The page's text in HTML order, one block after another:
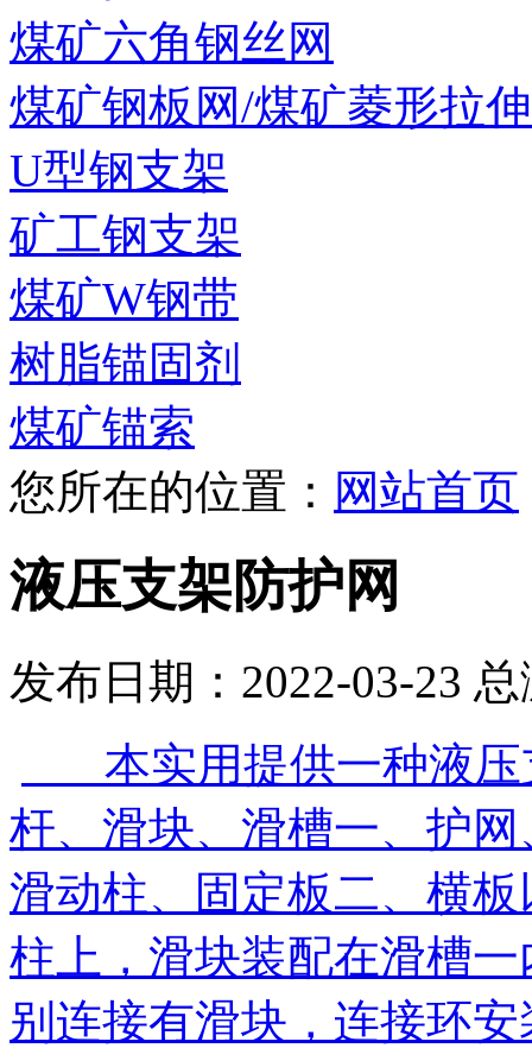
煤矿六角钢丝网
煤矿钢板网/煤矿菱形拉
U型钢支架
矿工钢支架
煤矿W钢带
树脂锚固剂
煤矿锚索
您所在的位置： 网站首页
液压支架防护网
发布日期：2022-03-23
本实用提供一种液压
杆、滑块、滑槽一、护
滑动柱、固定板二、横
柱上，滑块装配在滑槽
别连接有滑块，连接环